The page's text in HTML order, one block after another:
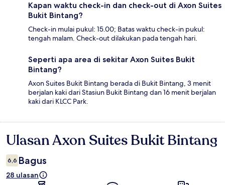
Kapan waktu check-in dan check-out di Axon Suites
Bukit Bintang?
Check-in mulai pukul: 15.00; Batas waktu check-in pukul:
tengah malam. Check-out dilakukan pada tengah hari.
Seperti apa area di sekitar Axon Suites Bukit
Bintang?
Axon Suites Bukit Bintang berada di Bukit Bintang, 3 menit
berjalan kaki dari Stasiun Bukit Bintang dan 16 menit berjalan
kaki dari KLCC Park.
Ulasan
Ulasan Axon Suites Bukit Bintang
6,6 Bagus
28 ulasan